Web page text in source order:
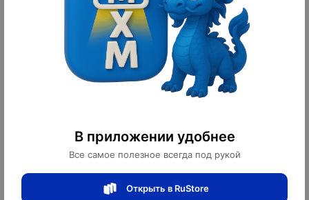
В приложении удобнее
Все самое полезное всегда под рукой
Открыть в RuStore
Настенный светильник медный
ERIK, Бра, 15*66, медь, Е14.
8 960 ₽
Настенный светильник CALE, Бра,
30*70, золотой, мрамор, металл,
2 700 ¥ 37 800 ₽